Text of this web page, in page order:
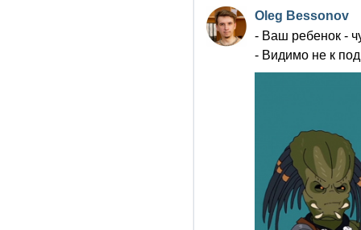
Oleg Bessonov
- Ваш ребенок -
- Видимо не к